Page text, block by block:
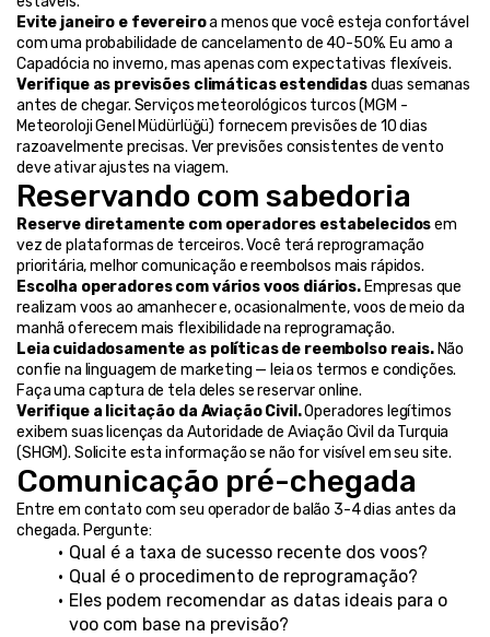
Evite janeiro e fevereiro a menos que você esteja confortável
com uma probabilidade de cancelamento de 40-50%. Eu amo a
Capadócia no inverno, mas apenas com expectativas flexíveis.
Verifique as previsões climáticas estendidas duas semanas
antes de chegar. Serviços meteorológicos turcos (MGM -
Meteoroloji Genel Müdürlüğü) fornecem previsões de 10 dias
razoavelmente precisas. Ver previsões consistentes de vento
deve ativar ajustes na viagem.
Reservando com sabedoria
Reserve diretamente com operadores estabelecidos em
vez de plataformas de terceiros. Você terá reprogramação
prioritária, melhor comunicação e reembolsos mais rápidos.
Escolha operadores com vários voos diários. Empresas que
realizam voos ao amanhecer e, ocasionalmente, voos de meio da
manhã oferecem mais flexibilidade na reprogramação.
Leia cuidadosamente as políticas de reembolso reais. Não
confie na linguagem de marketing — leia os termos e condições.
Faça uma captura de tela deles se reservar online.
Verifique a licitação da Aviação Civil. Operadores legítimos
exibem suas licenças da Autoridade de Aviação Civil da Turquia
(SHGM). Solicite esta informação se não for visível em seu site.
Comunicação pré-chegada
Entre em contato com seu operador de balão 3-4 dias antes da
chegada. Pergunte:
Qual é a taxa de sucesso recente dos voos?
Qual é o procedimento de reprogramação?
Eles podem recomendar as datas ideais para o
voo com base na previsão?